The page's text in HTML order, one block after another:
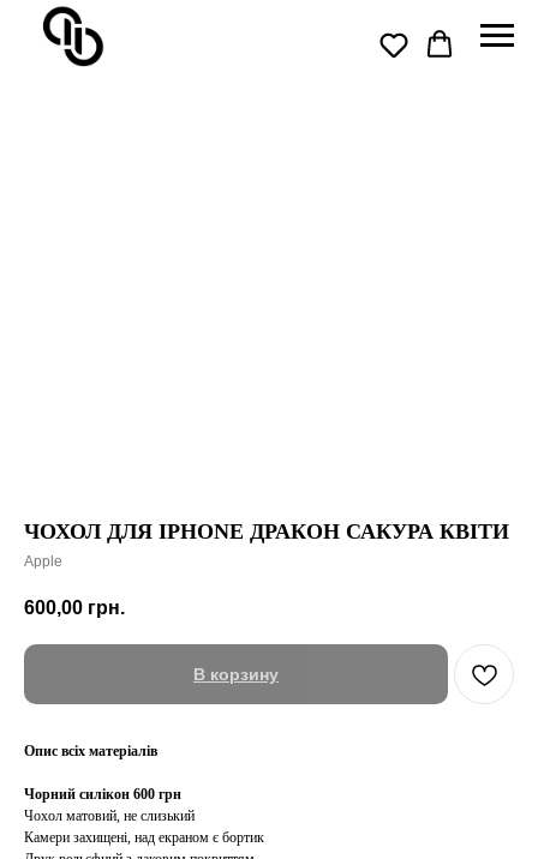
ЧОХОЛ ДЛЯ IPHONE ДРАКОН САКУРА КВІТИ
Apple
600,00 грн.
В корзину
Опис всіх матеріалів
Чорний силікон 600 грн
Чохол матовий, не слизький
Камери захищені, над екраном є бортик